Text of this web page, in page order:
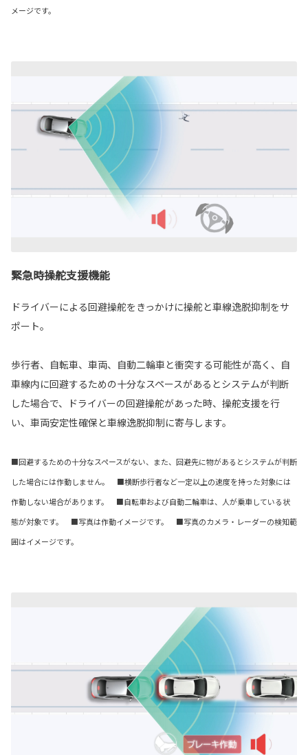
メージです。
緊急時操舵支援機能
ドライバーによる回避操舵をきっかけに操舵と車線逸脱抑制をサ
ポート。
歩行者、自転車、車両、自動二輪車と衝突する可能性が高く、自
車線内に回避するための十分なスペースがあるとシステムが判断
した場合で、ドライバーの回避操舵があった時、操舵支援を行
い、車両安定性確保と車線逸脱抑制に寄与します。
■回避するための十分なスペースがない、また、回避先に物があるとシステムが判断
した場合には作動しません。 ■横断歩行者など一定以上の速度を持った対象には
作動しない場合があります。 ■自転車および自動二輪車は、人が乗車している状
態が対象です。 ■写真は作動イメージです。 ■写真のカメラ・レーダーの検知範
囲はイメージです。